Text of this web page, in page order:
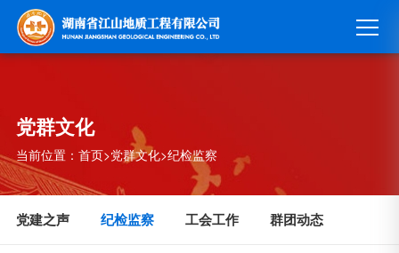
党群文化
当前位置： 首页>党群文化>纪检监察
党建之声 纪检监察 工会工作 群团动态